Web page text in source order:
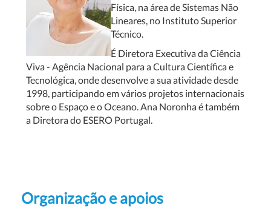
Física, na área de Sistemas Não
Lineares, no Instituto Superior
Técnico.
É Diretora Executiva da Ciência
Viva - Agência Nacional para a Cultura Científica e
Tecnológica, onde desenvolve a sua atividade desde
1998, participando em vários projetos internacionais
sobre o Espaço e o Oceano. Ana Noronha é também
a Diretora do ESERO Portugal.
Organização e apoios